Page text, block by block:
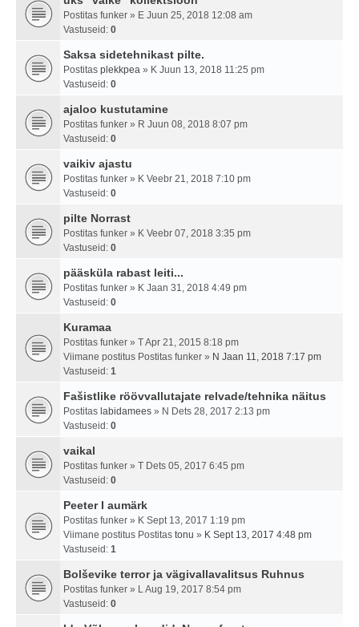
Postitas funker » E Juun 25, 2018 12:08 am
Vastuseid: 0
Saksa sidetehnikast pilte.
Postitas plekkpea » K Juun 13, 2018 11:25 pm
Vastuseid: 0
ajaloo kustutamine
Postitas funker » R Juun 08, 2018 8:07 pm
Vastuseid: 0
vaikiv ajastu
Postitas funker » K Veebr 21, 2018 7:10 pm
Vastuseid: 0
pilte Norrast
Postitas funker » K Veebr 07, 2018 3:35 pm
Vastuseid: 0
pääsküla rabast leiti...
Postitas funker » K Jaan 31, 2018 4:49 pm
Vastuseid: 0
Kuramaa
Postitas funker » T Apr 21, 2015 8:18 pm
Viimane postitus Postitas funker » N Jaan 11, 2018 7:17 pm
Vastuseid: 1
Fašistlike röövvallutajate relvade/tehnika näitus
Postitas labidamees » N Dets 28, 2017 2:13 pm
Vastuseid: 0
vaikal
Postitas funker » T Dets 05, 2017 6:45 pm
Vastuseid: 0
Peeter I aumärk
Postitas funker » K Sept 13, 2017 1:19 pm
Viimane postitus Postitas tonu » K Sept 13, 2017 4:48 pm
Vastuseid: 1
Bolševike terror ja vägivallavalitsus Ruhnus
Postitas funker » L Aug 19, 2017 8:54 pm
Vastuseid: 0